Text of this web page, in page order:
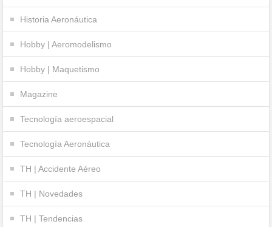
Historia Aeronáutica
Hobby | Aeromodelismo
Hobby | Maquetismo
Magazine
Tecnología aeroespacial
Tecnología Aeronáutica
TH | Accidente Aéreo
TH | Novedades
TH | Tendencias